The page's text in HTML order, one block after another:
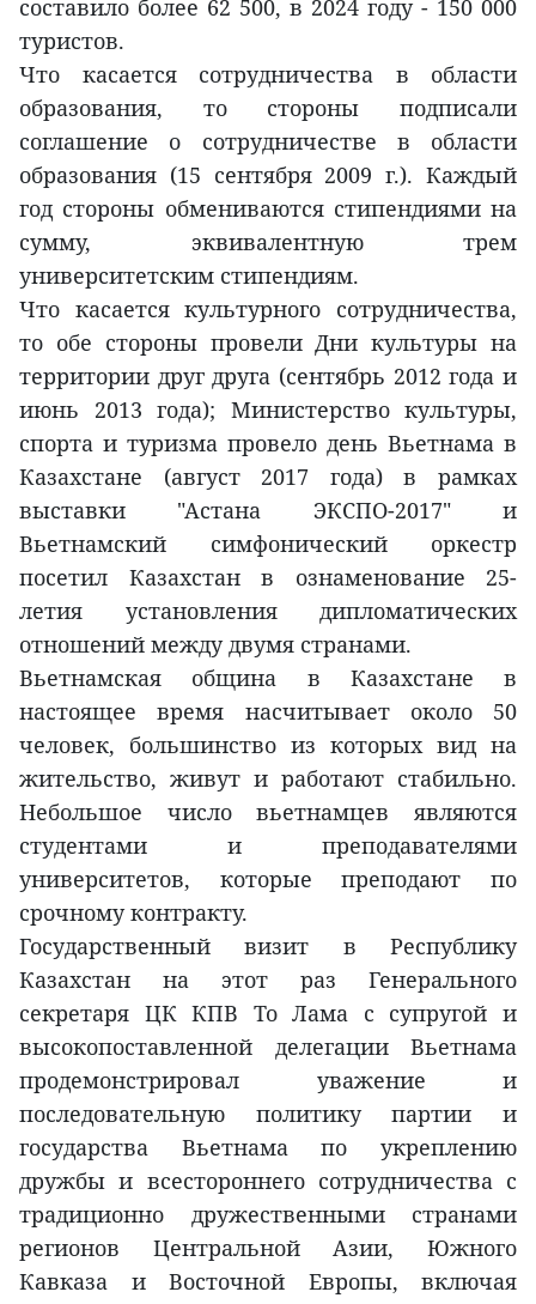
составило более 62 500, в 2024 году - 150 000
туристов.
Что касается сотрудничества в области
образования, то стороны подписали
соглашение о сотрудничестве в области
образования (15 сентября 2009 г.). Каждый
год стороны обмениваются стипендиями на
сумму, эквивалентную трем
университетским стипендиям.
Что касается культурного сотрудничества,
то обе стороны провели Дни культуры на
территории друг друга (сентябрь 2012 года и
июнь 2013 года); Министерство культуры,
спорта и туризма провело день Вьетнама в
Казахстане (август 2017 года) в рамках
выставки "Астана ЭКСПО-2017" и
Вьетнамский симфонический оркестр
посетил Казахстан в ознаменование 25-
летия установления дипломатических
отношений между двумя странами.
Вьетнамская община в Казахстане в
настоящее время насчитывает около 50
человек, большинство из которых вид на
жительство, живут и работают стабильно.
Небольшое число вьетнамцев являются
студентами и преподавателями
университетов, которые преподают по
срочному контракту.
Государственный визит в Республику
Казахстан на этот раз Генерального
секретаря ЦК КПВ То Лама с супругой и
высокопоставленной делегации Вьетнама
продемонстрировал уважение и
последовательную политику партии и
государства Вьетнама по укреплению
дружбы и всестороннего сотрудничества с
традиционно дружественными странами
регионов Центральной Азии, Южного
Кавказа и Восточной Европы, включая